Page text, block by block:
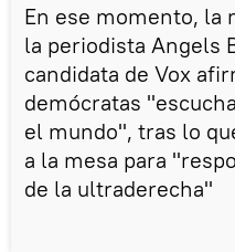
En ese momento, la
la periodista Angels
candidata de Vox
demócratas
el mundo", tras lo
a la mesa para
de la ultraderecha"